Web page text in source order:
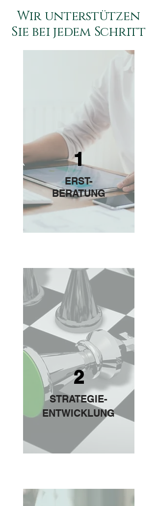
Wir unterstützen
Sie bei jedem Schritt
1
ERST-
BERATUNG
2
STRATEGIE-
ENTWICKLUNG